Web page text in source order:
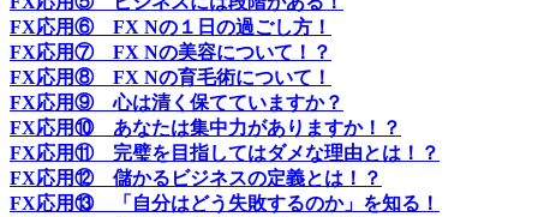
FX応用⑥ FX Nの１日の過ごし方！
FX応用⑦ FX Nの美容について！？
FX応用⑧ FX Nの育毛術について！
FX応用⑨ 心は清く保てていますか？
FX応用⑩ あなたは集中力がありますか！？
FX応用⑪ 完璧を目指してはダメな理由とは！？
FX応用⑫ 儲かるビジネスの定義とは！？
FX応用⑬ 「自分はどう失敗するのか」を知る！